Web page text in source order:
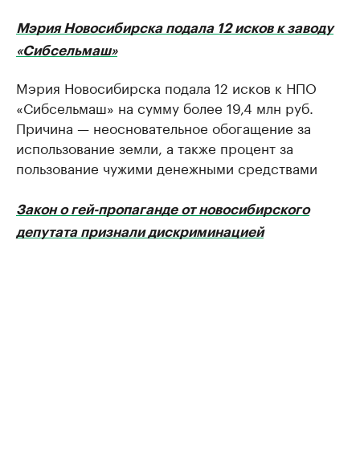
Мэрия Новосибирска подала 12 исков к заводу
«Сибсельмаш»
Мэрия Новосибирска подала 12 исков к НПО
«Сибсельмаш» на сумму более 19,4 млн руб.
Причина — неосновательное обогащение за
использование земли, а также процент за
пользование чужими денежными средствами
Закон о гей-пропаганде от новосибирского
депутата признали дискриминацией